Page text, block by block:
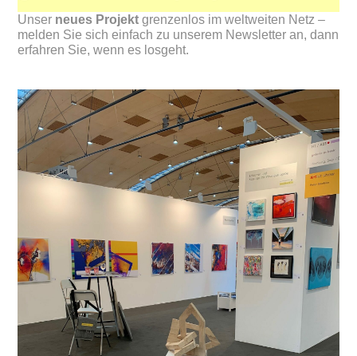
Unser neues Projekt grenzenlos im weltweiten Netz –
melden Sie sich einfach zu unserem Newsletter an, dann
erfahren Sie, wenn es losgeht.